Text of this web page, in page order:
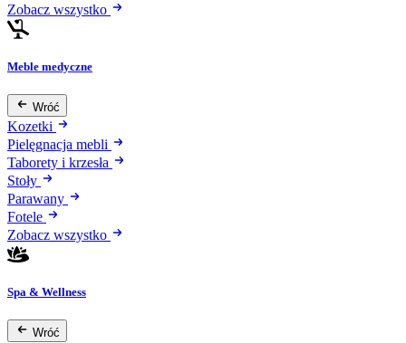
Zobacz wszystko
Meble medyczne
Wróć
Kozetki
Pielęgnacja mebli
Taborety i krzesła
Stoły
Parawany
Fotele
Zobacz wszystko
Spa & Wellness
Wróć